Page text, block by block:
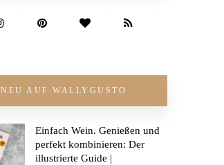
NEU AUF WALLYGUSTO
Einfach Wein. Genießen und
perfekt kombinieren: Der
illustrierte Guide |